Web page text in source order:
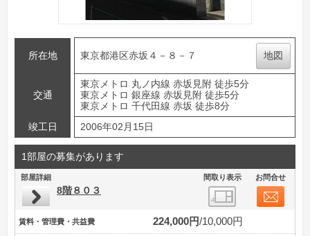
所在地 東京都港区赤坂４－８－７ 地図
交通
東京メトロ 丸ノ内線 赤坂見附 徒歩5分
東京メトロ 銀座線 赤坂見附 徒歩5分
東京メトロ 千代田線 赤坂 徒歩8分
竣工日
2006年02月15日
1部屋の募集があります
部屋詳細 間取り表示 お問合せ
8階８０３
賃料・管理費・共益費 224,000円 10,000円